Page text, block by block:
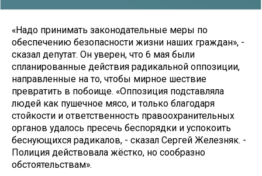
«Надо принимать законодательные меры по
обеспечению безопасности жизни наших граждан», -
сказал депутат. Он уверен, что 6 мая были
спланированные действия радикальной оппозиции,
направленные на то, чтобы мирное шествие
превратить в побоище. «Оппозиция подставляла
людей как пушечное мясо, и только благодаря
стойкости и ответственность правоохранительных
органов удалось пресечь беспорядки и успокоить
беснующихся радикалов, - сказал Сергей Железняк. -
Полиция действовала жёстко, но сообразно
обстоятельствам».